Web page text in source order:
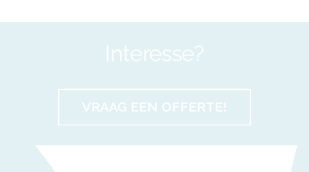
Interesse?
VRAAG EEN OFFERTE!